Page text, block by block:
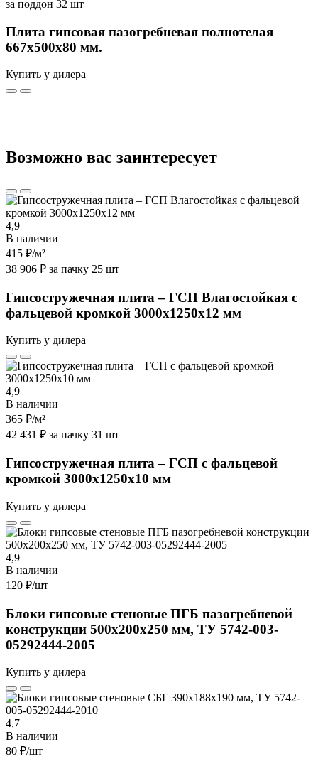
за поддон 32 шт
Плита гипсовая пазогребневая полнотелая
667х500х80 мм.
Купить у дилера
Возможно вас заинтересует
4,9
В наличии
415 ₽/м²
38 906 ₽ за пачку 25 шт
Гипсостружечная плита – ГСП Влагостойкая с
фальцевой кромкой 3000х1250х12 мм
Купить у дилера
4,9
В наличии
365 ₽/м²
42 431 ₽ за пачку 31 шт
Гипсостружечная плита – ГСП с фальцевой
кромкой 3000х1250х10 мм
Купить у дилера
4,9
В наличии
120 ₽/шт
Блоки гипсовые стеновые ПГБ пазогребневой
конструкции 500х200х250 мм, ТУ 5742-003-
05292444-2005
Купить у дилера
4,7
В наличии
80 ₽/шт